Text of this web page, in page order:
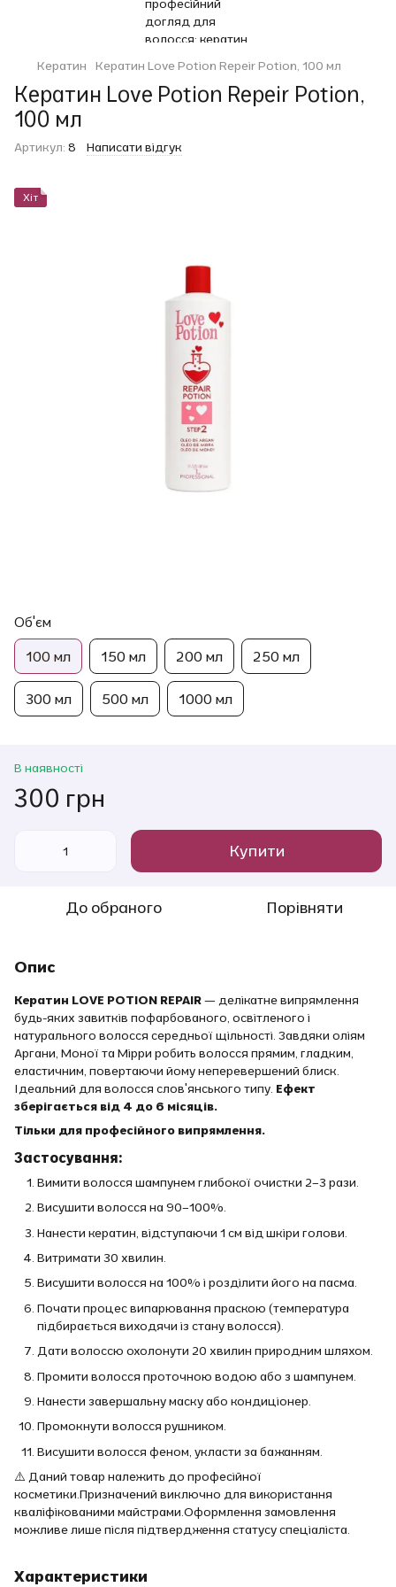
Кератин Кератин Love Potion Repeir Potion, 100 мл
Кератин Love Potion Repeir Potion,
100 мл
Артикул: 8 Написати відгук
Хіт
Об'єм
100 мл 150 мл 200 мл 250 мл
300 мл 500 мл 1000 мл
В наявності
300 грн
Купити
До обраного Порівняти
Опис
Кератин LOVE POTION REPAIR— делікатне випрямлення
будь-яких завитків пофарбованого, освітленого і
натурального волосся середньої щільності. Завдяки оліям
Аргани, Моної та Мірри робить волосся прямим, гладким,
еластичним, повертаючи йому неперевершений блиск.
Ідеальний для волосся слов'янського типу. Ефект
зберігається від 4 до 6 місяців.
Тільки для професійного випрямлення.
Застосування:
Вимити волосся шампунем глибокої очистки 2–3 рази.
Висушити волосся на 90–100%.
Нанести кератин, відступаючи 1 см від шкіри голови.
Витримати 30 хвилин.
Висушити волосся на 100% і розділити його на пасма.
Почати процес випарювання праскою (температура
підбирається виходячи із стану волосся).
Дати волоссю охолонути 20 хвилин природним шляхом.
Промити волосся проточною водою або з шампунем.
Нанести завершальну маску або кондиціонер.
Промокнути волосся рушником.
Висушити волосся феном, укласти за бажанням.
⚠️ Даний товар належить до професійної
косметики.Призначений виключно для використання
кваліфікованими майстрами.Оформлення замовлення
можливе лише після підтвердження статусу спеціаліста.
Характеристики